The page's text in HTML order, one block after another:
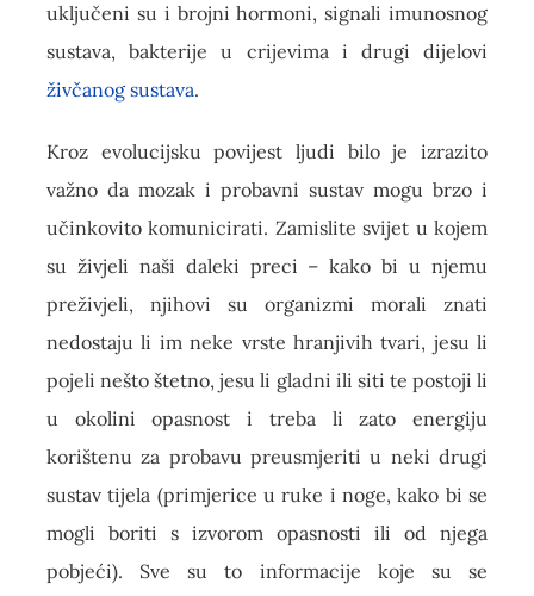
uključeni su i brojni hormoni, signali imunosnog
sustava, bakterije u crijevima i drugi dijelovi
živčanog sustava.
Kroz evolucijsku povijest ljudi bilo je izrazito
važno da mozak i probavni sustav mogu brzo i
učinkovito komunicirati. Zamislite svijet u kojem
su živjeli naši daleki preci – kako bi u njemu
preživjeli, njihovi su organizmi morali znati
nedostaju li im neke vrste hranjivih tvari, jesu li
pojeli nešto štetno, jesu li gladni ili siti te postoji li
u okolini opasnost i treba li zato energiju
korištenu za probavu preusmjeriti u neki drugi
sustav tijela (primjerice u ruke i noge, kako bi se
mogli boriti s izvorom opasnosti ili od njega
pobjeći). Sve su to informacije koje su se